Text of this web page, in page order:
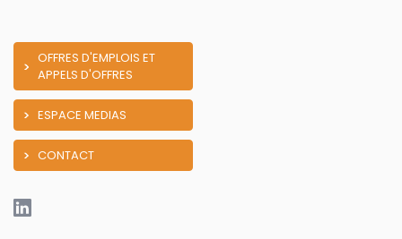
OFFRES D'EMPLOIS ET
APPELS D'OFFRES
ESPACE MEDIAS
CONTACT